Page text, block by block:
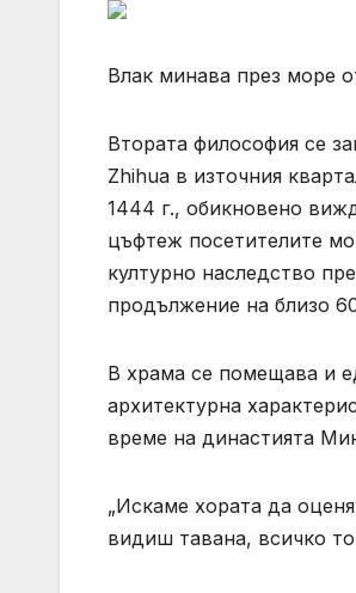
Влак минава през море
Втората философия се
Zhihua в източния
1444 г., обикновено
цъфтеж посетителите
културно наследство
продължение на близо
В храма се помещава и
архитектурна
време на династията
„Искаме хората да
видиш тавана, всичко